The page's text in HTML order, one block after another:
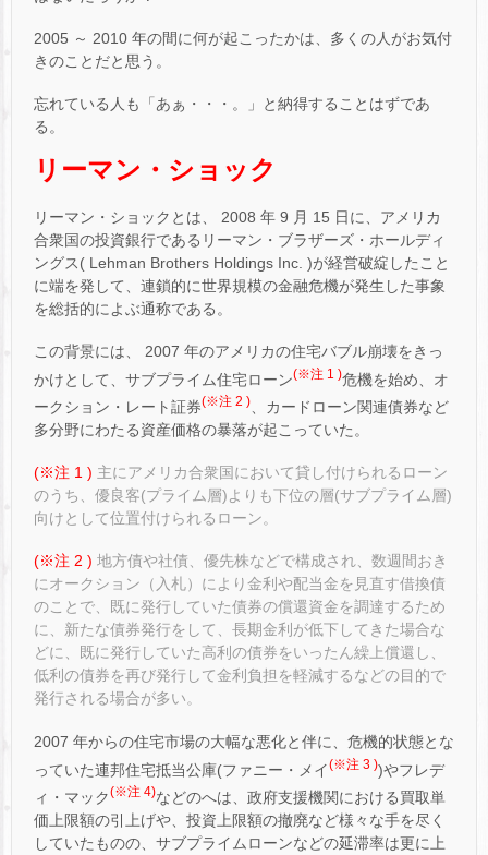
2005 ～ 2010 年の間に何が起こったかは、多くの人がお気付
きのことだと思う。
忘れている人も「あぁ・・・。」と納得することはずであ
る。
リーマン・ショック
リーマン・ショックとは、 2008 年 9 月 15 日に、アメリカ
合衆国の投資銀行であるリーマン・ブラザーズ・ホールディ
ングス( Lehman Brothers Holdings Inc. )が経営破綻したこと
に端を発して、連鎖的に世界規模の金融危機が発生した事象
を総括的によぶ通称である。
この背景には、 2007 年のアメリカの住宅バブル崩壊をきっ
かけとして、サブプライム住宅ローン(※注 1 )危機を始め、オ
ークション・レート証券(※注 2 ) 、カードローン関連債券など
多分野にわたる資産価格の暴落が起こっていた。
(※注 1 ) 主にアメリカ合衆国において貸し付けられるローン
のうち、優良客(プライム層)よりも下位の層(サブプライム層)
向けとして位置付けられるローン。
(※注 2 ) 地方債や社債、優先株などで構成され、数週間おき
にオークション（入札）により金利や配当金を見直す借換債
のことで、既に発行していた債券の償還資金を調達するため
に、新たな債券発行をして、長期金利が低下してきた場合な
どに、既に発行していた高利の債券をいったん繰上償還し、
低利の債券を再び発行して金利負担を軽減するなどの目的で
発行される場合が多い。
2007 年からの住宅市場の大幅な悪化と伴に、危機的状態とな
っていた連邦住宅抵当公庫(ファニー・メイ(※注 3 ))やフレデ
ィ・マック(※注 4)などのへは、政府支援機関における買取単
価上限額の引上げや、投資上限額の撤廃など様々な手を尽く
していたものの、サブプライムローンなどの延滞率は更に上